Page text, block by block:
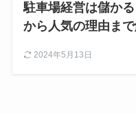
駐車場経営は儲か
から人気の理由まで
2024年5月13日